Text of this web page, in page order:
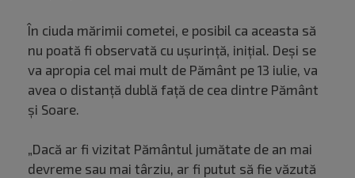
În ciuda mărimii cometei, e posibil ca aceasta să
nu poată fi observată cu ușurință, inițial. Deși se
va apropia cel mai mult de Pământ pe 13 iulie, va
avea o distanță dublă față de cea dintre Pământ
și Soare.
„Dacă ar fi vizitat Pământul jumătate de an mai
devreme sau mai târziu, ar fi putut să fie văzută